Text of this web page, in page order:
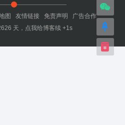
图 友情链接 免责声明
广告合作
天， 点我给博客续 +1s